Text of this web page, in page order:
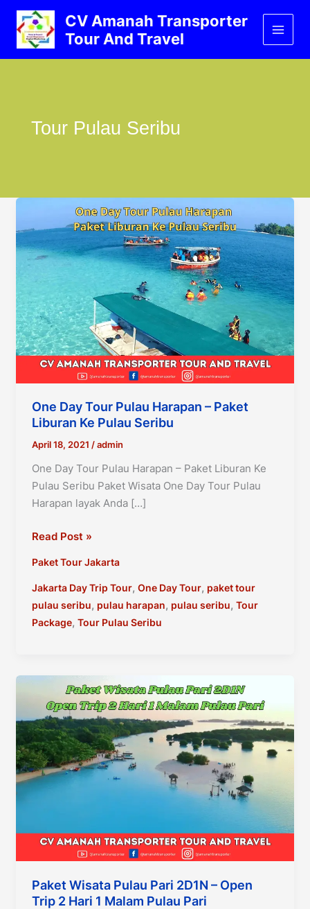
Lewati
konten
CV Amanah Transporter
Tour And Travel
Tour Pulau Seribu
One Day Tour Pulau Harapan – Paket
Liburan Ke Pulau Seribu
April 18, 2021 /admin
One Day Tour Pulau Harapan – Paket Liburan Ke
Pulau Seribu Paket Wisata One Day Tour Pulau
Harapan layak Anda […]
One
Tour
Pulau
Harapan
–
Ke
Seribu
Read Post »
Paket Tour Jakarta
Jakarta Day Trip Tour, One Day Tour, paket tour
pulau seribu, pulau harapan, pulau seribu, Tour
Package, Tour Pulau Seribu
Paket Wisata Pulau Pari 2D1N – Open
Trip 2 Hari 1 Malam Pulau Pari